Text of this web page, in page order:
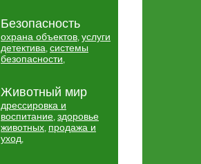
Безопасность
охрана объектов, услуги
детектива, системы
безопасности,
Животный мир
дрессировка и
воспитание, здоровье
животных, продажа и
уход,